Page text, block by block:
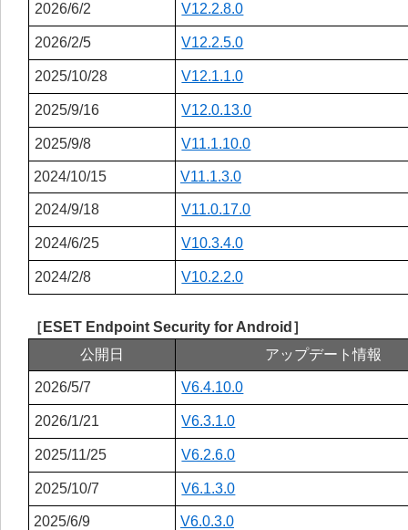
2026/6/2 V12.2.8.0
2026/2/5 V12.2.5.0
2025/10/28 V12.1.1.0
2025/9/16 V12.0.13.0
2025/9/8 V11.1.10.0
2024/10/15 V11.1.3.0
2024/9/18 V11.0.17.0
2024/6/25 V10.3.4.0
2024/2/8 V10.2.2.0
［ESET Endpoint Security for Android］
公開日
アップデート情報
2026/5/7 V6.4.10.0
2026/1/21 V6.3.1.0
2025/11/25 V6.2.6.0
2025/10/7 V6.1.3.0
2025/6/9 V6.0.3.0